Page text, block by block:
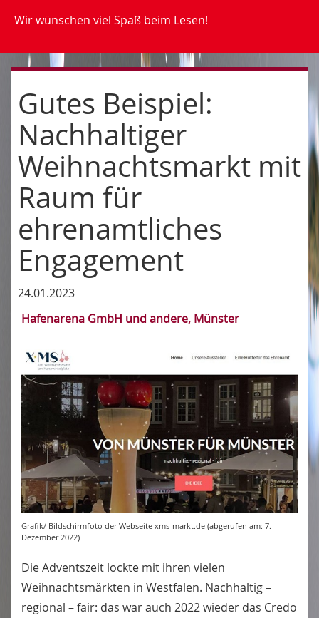
Wir wünschen viel Spaß beim Lesen!
Gutes Beispiel:
Nachhaltiger
Weihnachtsmarkt mit
Raum für
ehrenamtliches
Engagement
24.01.2023
Hafenarena GmbH und andere, Münster
Grafik/ Bildschirmfoto der Webseite xms-markt.de (abgerufen am: 7.
Dezember 2022)
Die Adventszeit lockte mit ihren vielen
Weihnachtsmärkten in Westfalen. Nachhaltig –
regional – fair: das war auch 2022 wieder das Credo